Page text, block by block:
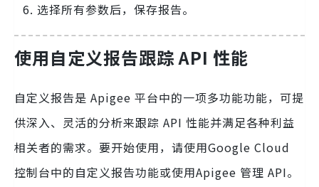
选择所有参数后，保存报告。
使用自定义报告跟踪 API 性能
自定义报告是 Apigee 平台中的一项多功能功能，可提
供深入、灵活的分析来跟踪 API 性能并满足各种利益
相关者的需求。要开始使用，请使用Google Cloud
控制台中的自定义报告功能或使用Apigee 管理 API。